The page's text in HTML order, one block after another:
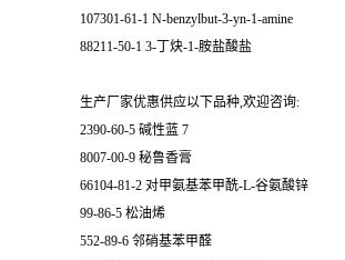
107301-61-1 N-benzylbut-3-yn-1-amine
88211-50-1 3-丁炔-1-胺盐酸盐
生产厂家优惠供应以下品种,欢迎咨询:
2390-60-5 碱性蓝 7
8007-00-9 秘鲁香膏
66104-81-2 对甲氨基苯甲酰-L-谷氨酸锌
99-86-5 松油烯
552-89-6 邻硝基苯甲醛